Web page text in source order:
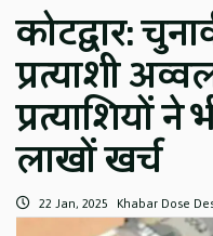
कोटद्वार:
प्रत्याशी
प्रत्याशियों
लाखों खर्च
22 Jan, 2025 Khabar Dose